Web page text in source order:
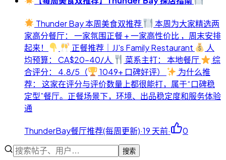
Thunder Bay 本周美食双推荐
本周为大家精选两
家高分餐厅： 一家氛围正餐 + 一家高性价比 ，周末安排
起来！
正餐推荐｜JJ's Family Restaurant
人
均预算： CA$20-40/人
菜系主打： 本地餐厅
综
合评分： 4.8/5（
1049+ 口碑好评）
为什么推
荐： 这家在评分与评价数量上都很能打，属于“口碑稳
定型”餐厅。正餐场景下，环境、出品稳定度和服务体验
通
ThunderBay餐厅推荐(每周更新)·19 天前· 0
搜索